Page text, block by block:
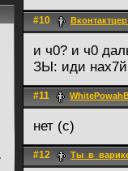
#10
и ч0? и ч0
ЗЫ: иди нах7й
#11
нет (с)
#12